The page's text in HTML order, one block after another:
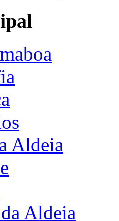
Aldeia
Aldeia